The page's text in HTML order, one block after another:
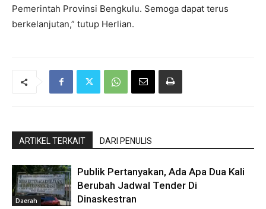
Pemerintah Provinsi Bengkulu. Semoga dapat terus
berkelanjutan,” tutup Herlian.
ARTIKEL TERKAIT DARI PENULIS
Daerah
Publik Pertanyakan, Ada Apa Dua Kali
Berubah Jadwal Tender Di
Dinaskestran